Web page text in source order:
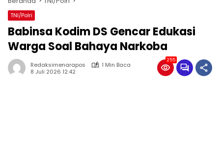
TNI/Polri
Babinsa Kodim DS Gencar Edukasi
Warga Soal Bahaya Narkoba
Redaksimenarapos
1 Min Baca
8 Juli 2026 12:42
255